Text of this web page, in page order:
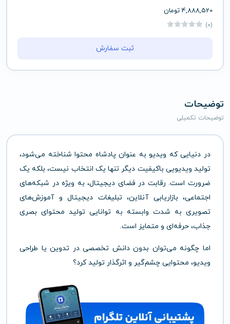
4,888,520 تومان
(0)
ثبت سفارش
توضیحات
توضیحات تکمیلی
در دنیایی که ویدیو به عنوان پادشاه محتوا شناخته می‌شود،
تولید ویدیویی باکیفیت دیگر تنها یک انتخاب نیست، بلکه یک
ضرورت است. رقابت در فضای دیجیتال، به ویژه در شبکه‌های
اجتماعی، بازاریابی آنلاین، تبلیغات دیجیتال و آموزش‌های
تصویری به شدت وابسته به توانایی تولید محتوای بصری
جذاب، حرفه‌ای و متمایز است.
اما چگونه می‌توان بدون دانش تخصصی در تدوین یا طراحی
ویدیو، محتوایی چشم‌گیر و اثرگذار تولید کرد؟